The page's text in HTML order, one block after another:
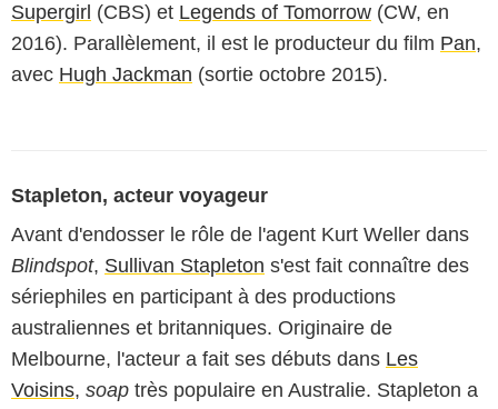
Supergirl (CBS) et Legends of Tomorrow (CW, en
2016). Parallèlement, il est le producteur du film Pan,
avec Hugh Jackman (sortie octobre 2015).
Stapleton, acteur voyageur
Avant d'endosser le rôle de l'agent Kurt Weller dans
Blindspot, Sullivan Stapleton s'est fait connaître des
sériephiles en participant à des productions
australiennes et britanniques. Originaire de
Melbourne, l'acteur a fait ses débuts dans Les
Voisins, soap très populaire en Australie. Stapleton a